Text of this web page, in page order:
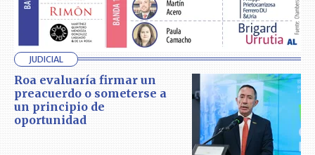
JUDICIAL
Roa evaluaría firmar un
preacuerdo o someterse a
un principio de
oportunidad